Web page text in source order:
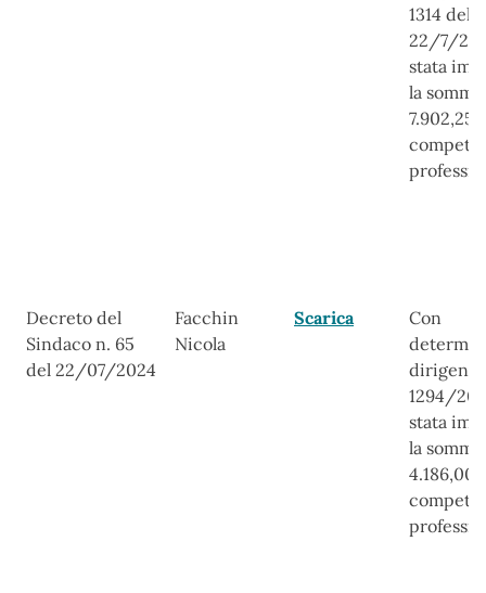
1314 del
22/7/
stata
la
7.902,25
Decreto del
Sindaco n. 65
del 22/07/2024
Facchin
Nicola
Scarica
Con
1294/
stata
la
4.186,00